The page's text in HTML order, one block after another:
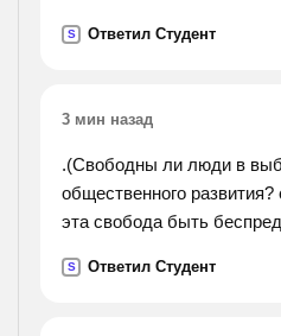
S Ответил Студент
3 мин назад
.(Свободны ли люди в
общественного
эта свобода быть
S Ответил Студент